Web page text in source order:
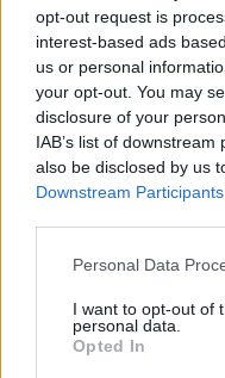
opt-out request is
interest-based ads
us or personal
your opt-out. You may
disclosure of your
IAB’s list of
also be disclosed by us
Downstream Participants
Personal Data
I want to opt-out of
personal data.
Opted In